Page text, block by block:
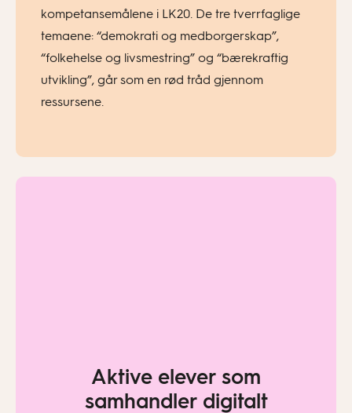
kompetansemålene i LK20. De tre tverrfaglige
temaene: “demokrati og medborgerskap”,
“folkehelse og livsmestring” og “bærekraftig
utvikling”, går som en rød tråd gjennom
ressursene.
Aktive elever som
samhandler digitalt